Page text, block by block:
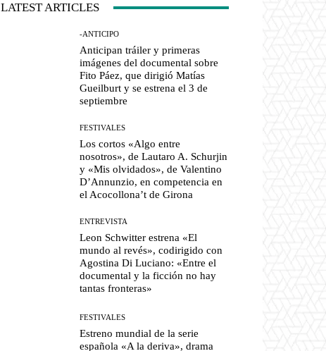
LATEST ARTICLES
-ANTICIPO
Anticipan tráiler y primeras
imágenes del documental sobre
Fito Páez, que dirigió Matías
Gueilburt y se estrena el 3 de
septiembre
FESTIVALES
Los cortos «Algo entre
nosotros», de Lautaro A. Schurjin
y «Mis olvidados», de Valentino
D’Annunzio, en competencia en
el Acocollona’t de Girona
ENTREVISTA
Leon Schwitter estrena «El
mundo al revés», codirigido con
Agostina Di Luciano: «Entre el
documental y la ficción no hay
tantas fronteras»
FESTIVALES
Estreno mundial de la serie
española «A la deriva», drama